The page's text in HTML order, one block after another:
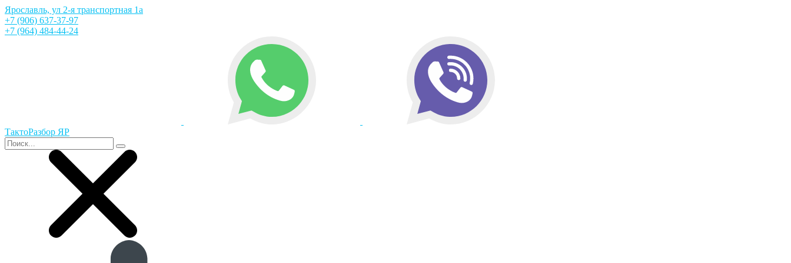
Ярославль, ул 2-я транспортная 1а
+7 (906) 637-37-97
+7 (964) 484-44-24
ТактоРазбор ЯР